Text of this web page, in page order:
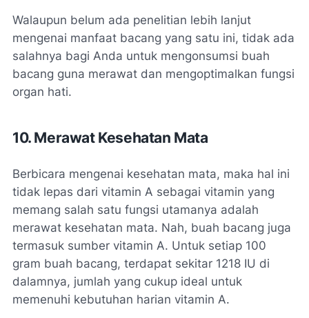
Walaupun belum ada penelitian lebih lanjut
mengenai manfaat bacang yang satu ini, tidak ada
salahnya bagi Anda untuk mengonsumsi buah
bacang guna merawat dan mengoptimalkan fungsi
organ hati.
10. Merawat Kesehatan Mata
Berbicara mengenai kesehatan mata, maka hal ini
tidak lepas dari vitamin A sebagai vitamin yang
memang salah satu fungsi utamanya adalah
merawat kesehatan mata. Nah, buah bacang juga
termasuk sumber vitamin A. Untuk setiap 100
gram buah bacang, terdapat sekitar 1218 IU di
dalamnya, jumlah yang cukup ideal untuk
memenuhi kebutuhan harian vitamin A.